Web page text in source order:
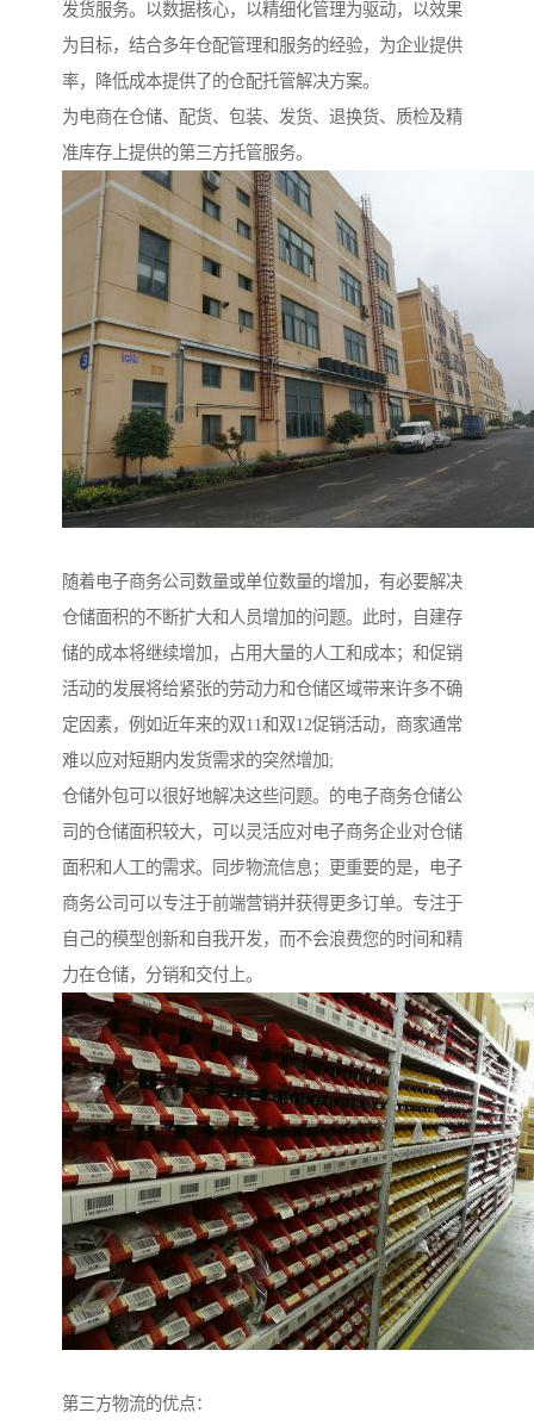
发货服务。以数据核心，以精细化管理为驱动，以效果
为目标，结合多年仓配管理和服务的经验，为企业提供
率，降低成本提供了的仓配托管解决方案。
为电商在仓储、配货、包装、发货、退换货、质检及精
准库存上提供的第三方托管服务。
随着电子商务公司数量或单位数量的增加，有必要解决
仓储面积的不断扩大和人员增加的问题。此时，自建存
储的成本将继续增加，占用大量的人工和成本；和促销
活动的发展将给紧张的劳动力和仓储区域带来许多不确
定因素，例如近年来的双11和双12促销活动，商家通常
难以应对短期内发货需求的突然增加;
仓储外包可以很好地解决这些问题。的电子商务仓储公
司的仓储面积较大，可以灵活应对电子商务企业对仓储
面积和人工的需求。同步物流信息；更重要的是，电子
商务公司可以专注于前端营销并获得更多订单。专注于
自己的模型创新和自我开发，而不会浪费您的时间和精
力在仓储，分销和交付上。
第三方物流的优点：